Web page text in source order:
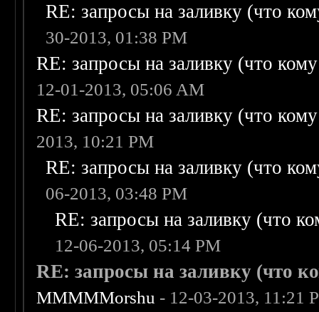
RE: запросы на заливку (что
30-2013, 01:38 PM
RE: запросы на заливку (что
12-01-2013, 05:06 AM
RE: запросы на заливку (что
2013, 10:21 PM
RE: запросы на заливку (что
06-2013, 03:48 PM
RE: запросы на заливку (что
12-06-2013, 05:14 PM
RE: запросы на заливку (что
MMMMMorshu - 12-03-2013, 11:21